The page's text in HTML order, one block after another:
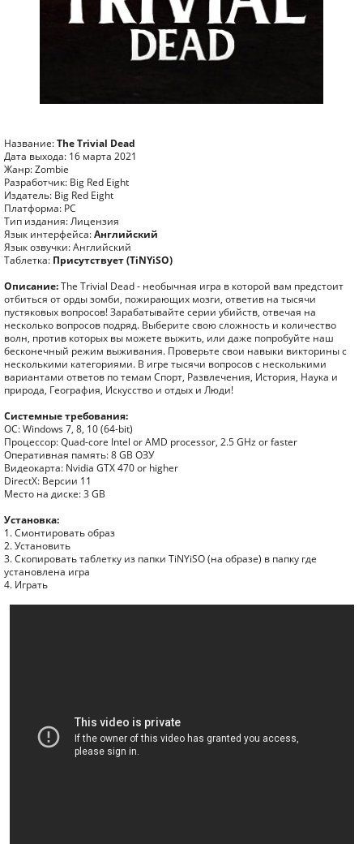
Название:The Trivial Dead
Дата выхода: 16 марта 2021
Жанр: Zombie
Разработчик: Big Red Eight
Издатель: Big Red Eight
Платформа: PC
Тип издания: Лицензия
Язык интерфейса:Английский
Язык озвучки: Английский
Таблетка: Присутствует (TiNYiSO)
Описание:The Trivial Dead - необычная игра в которой вам предстоит
отбиться от орды зомби, пожирающих мозги, ответив на тысячи
пустяковых вопросов! Зарабатывайте серии убийств, отвечая на
несколько вопросов подряд. Выберите свою сложность и количество
волн, против которых вы можете выжить, или даже попробуйте наш
бесконечный режим выживания. Проверьте свои навыки викторины с
несколькими категориями. В игре тысячи вопросов с несколькими
вариантами ответов по темам Спорт, Развлечения, История, Наука и
природа, География, Искусство и отдых и Люди!
Системные требования:
ОС: Windows 7, 8, 10 (64-bit)
Процессор: Quad-core Intel or AMD processor, 2.5 GHz or faster
Оперативная память: 8 GB ОЗУ
Видеокарта: Nvidia GTX 470 or higher
DirectX: Версии 11
Место на диске: 3 GB
Установка:
1. Смонтировать образ
2. Установить
3. Скопировать таблетку из папки TiNYiSO (на образе) в папку где
установлена игра
4. Играть